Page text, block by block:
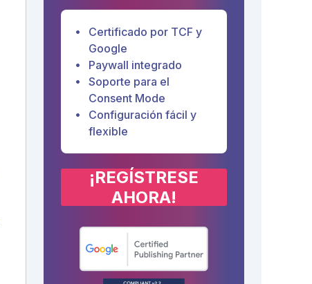
Certificado por TCF y
Google
Paywall integrado
Soporte para el
Consent Mode
Configuración fácil y
flexible
¡REGÍSTRESE
AHORA!